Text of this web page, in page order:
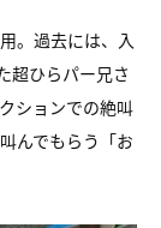
。過去には、入
超ひらパー兄さ
ションでの絶叫
んでもらう「お